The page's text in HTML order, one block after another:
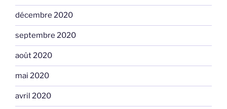
décembre 2020
septembre 2020
août 2020
mai 2020
avril 2020